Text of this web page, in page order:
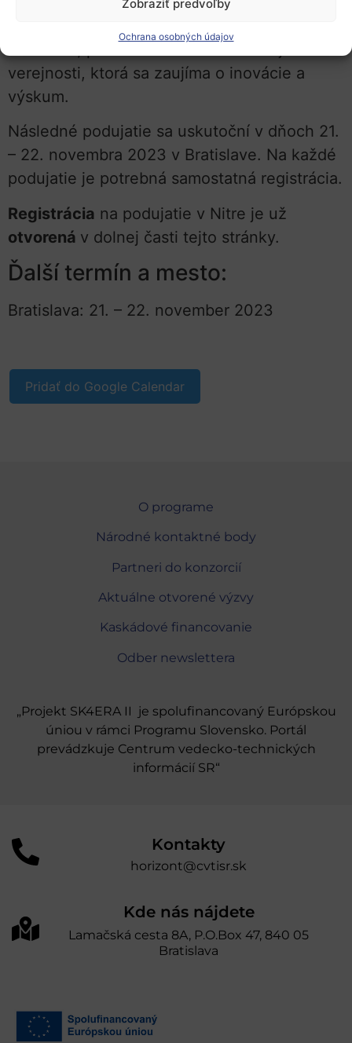
Zobraziť predvoľby
Ochrana osobných údajov
verejnosti, ktorá sa zaujíma o inovácie a
výskum.
Následné podujatie sa uskutoční v dňoch 21.
– 22. novembra 2023 v Bratislave. Na každé
podujatie je potrebná samostatná registrácia.
Registrácia na podujatie v Nitre je už
otvorená v dolnej časti tejto stránky.
Ďalší termín a mesto:
Bratislava: 21. – 22. november 2023
Pridať do Google Calendar
O programe
Národné kontaktné body
Partneri do konzorcií
Aktuálne otvorené výzvy
Kaskádové financovanie
Odber newslettera
„Projekt SK4ERA II je spolufinancovaný Európskou
úniou v rámci Programu Slovensko. Portál
prevádzkuje Centrum vedecko-technických
informácií SR“
Kontakty
horizont@cvtisr.sk
Kde nás nájdete
Lamačská cesta 8A, P.O.Box 47, 840 05
Bratislava